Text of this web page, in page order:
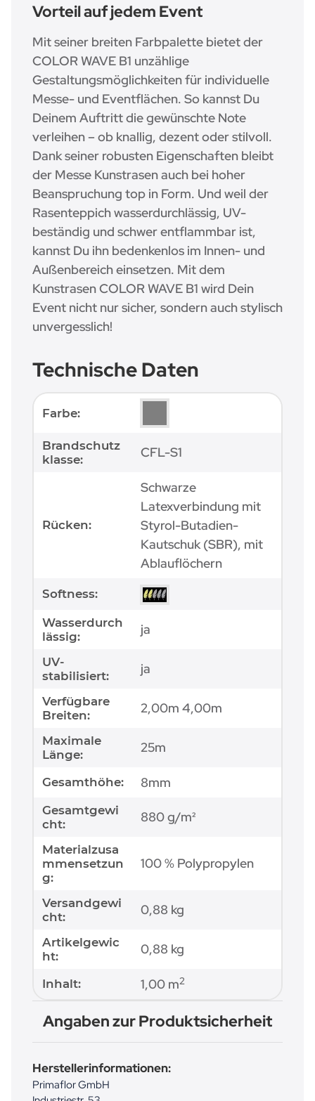
Vorteil auf jedem Event
Mit seiner breiten Farbpalette bietet der
COLOR WAVE B1 unzählige
Gestaltungsmöglichkeiten für individuelle
Messe- und Eventflächen. So kannst Du
Deinem Auftritt die gewünschte Note
verleihen – ob knallig, dezent oder stilvoll.
Dank seiner robusten Eigenschaften bleibt
der Messe Kunstrasen auch bei hoher
Beanspruchung top in Form. Und weil der
Rasenteppich wasserdurchlässig, UV-
beständig und schwer entflammbar ist,
kannst Du ihn bedenkenlos im Innen- und
Außenbereich einsetzen. Mit dem
Kunstrasen COLOR WAVE B1 wird Dein
Event nicht nur sicher, sondern auch stylisch
unvergesslich!
Technische Daten
Produkteigenschaft
Wert
Farbe:
Brandschutz
klasse:
CFL-S1
Rücken:
Schwarze
Latexverbindung mit
Styrol-Butadien-
Kautschuk (SBR), mit
Ablauflöchern
Softness:
Wasserdurch
lässig:
ja
UV-
stabilisiert:
ja
Verfügbare
Breiten:
2,00m 4,00m
Maximale
Länge:
25m
Gesamthöhe: 8mm
Gesamtgewi
cht:
880 g/m²
Materialzusa
mmensetzun
g:
100 % Polypropylen
Versandgewi
cht:
0,88 kg
Artikelgewic
ht:
0,88 kg
Inhalt: 1,00 m2
Angaben zur Produktsicherheit
Herstellerinformationen:
Primaflor GmbH